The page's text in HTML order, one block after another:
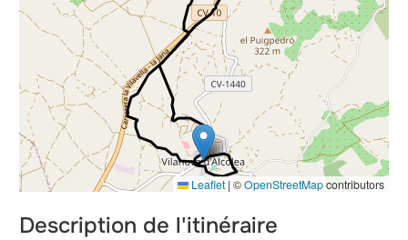
Leaflet | ©OpenStreetMapcontributors
Description de l'itinéraire